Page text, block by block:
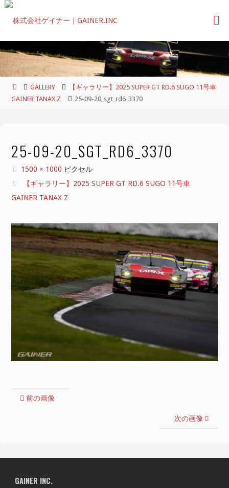
コ
ツ
へ
ホ
ー
GALLERY
【ギャラリー】2025 SUPER GT RD.6 SUGO 11号車
GAINER TANAX Z
25-09-20_sgt_rd6_3370
25-09-20_SGT_RD6_3370
フ
ル
サ
ズ
1500 × 1000 ピクセル
【ギャラリー】2025 SUPER GT RD.6 SUGO 11号車
GAINER TANAX Z
前の画像
次の画像
GAINER INC.